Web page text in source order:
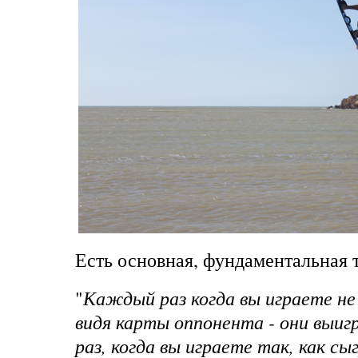
Есть основная, фундаментальная
"Каждый раз когда вы играете
видя карты оппонента - они
раз, когда вы играете так, как